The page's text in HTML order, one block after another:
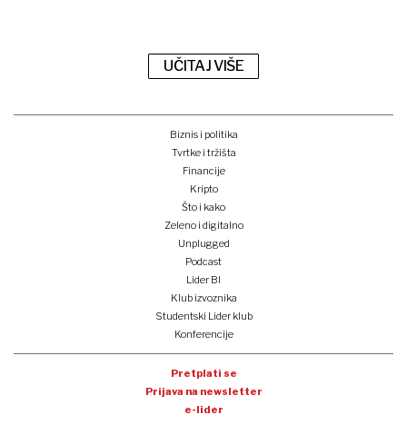
UČITAJ VIŠE
Biznis i politika
Tvrtke i tržišta
Financije
Kripto
Što i kako
Zeleno i digitalno
Unplugged
Podcast
Lider BI
Klub izvoznika
Studentski Lider klub
Konferencije
Pretplati se
Prijava na newsletter
e-lider